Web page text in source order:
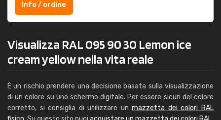
Info / ordine
Visualizza RAL 095 90 30 Lemon ice
cream yellow nella vita reale
È un rischio prendere una decisione basata sulla visualizzazione
di un colore su uno schermo digitale. Per essere sicuri del colore
corretto, si consiglia di utilizzare unmazzetta dei colori RAL